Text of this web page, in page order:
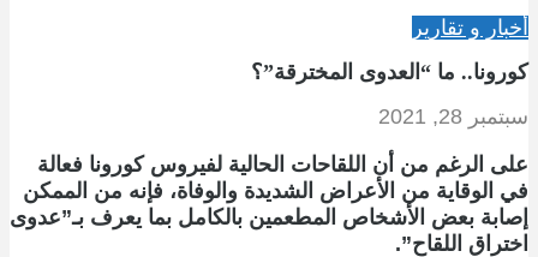
أخبار و تقارير
كورونا.. ما “العدوى المخترقة”؟
سبتمبر 28, 2021
على الرغم من أن اللقاحات الحالية لفيروس كورونا فعالة
في الوقاية من الأعراض الشديدة والوفاة، فإنه من الممكن
إصابة بعض الأشخاص المطعمين بالكامل بما يعرف بـ”عدوى
اختراق اللقاح”.